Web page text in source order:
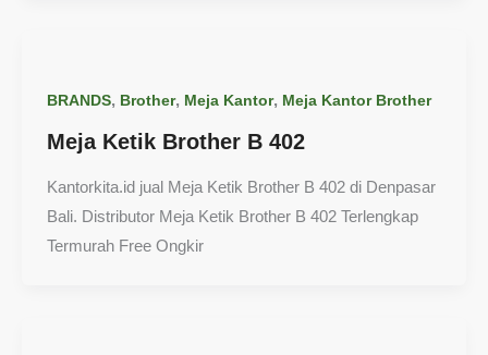
BRANDS, Brother, Meja Kantor, Meja Kantor Brother
Meja Ketik Brother B 402
Kantorkita.id jual Meja Ketik Brother B 402 di Denpasar
Bali. Distributor Meja Ketik Brother B 402 Terlengkap
Termurah Free Ongkir